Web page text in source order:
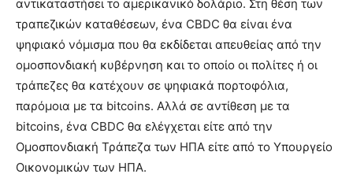
αντικαταστήσει το αμερικανικό δολάριο. Στη θέση των
τραπεζικών καταθέσεων, ένα CBDC θα είναι ένα
ψηφιακό νόμισμα που θα εκδίδεται απευθείας από την
ομοσπονδιακή κυβέρνηση και το οποίο οι πολίτες ή οι
τράπεζες θα κατέχουν σε ψηφιακά πορτοφόλια,
παρόμοια με τα bitcoins. Αλλά σε αντίθεση με τα
bitcoins, ένα CBDC θα ελέγχεται είτε από την
Ομοσπονδιακή Τράπεζα των ΗΠΑ είτε από το Υπουργείο
Οικονομικών των ΗΠΑ.